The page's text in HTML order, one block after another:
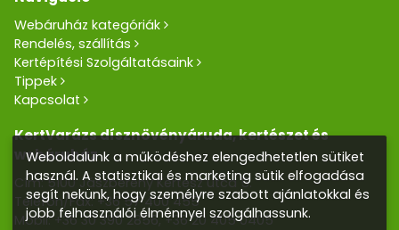
Webáruház kategóriák
Rendelés, szállítás
Kertépítési Szolgáltatásaink
Tippek
Kapcsolat
KertVarázs dísznövényáruda, kertészet és
webáruház
Cím: 5100 Jászberény Kertész utca 5.
Telefon/Fax: +36 57 400 455
Mobil:+36 30 390 2856,+36 20 405 0405
Weboldalunk a működéshez elengedhetetlen sütiket
használ. A statisztikai és marketing sütik elfogadása
segít nekünk, hogy személyre szabott ajánlatokkal és
jobb felhasználói élménnyel szolgálhassunk.